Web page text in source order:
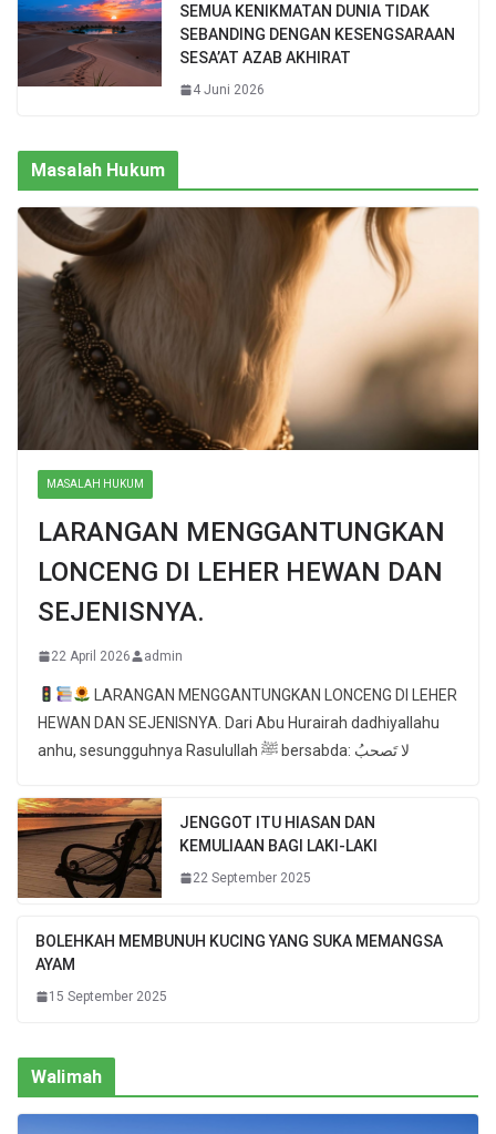
SEMUA KENIKMATAN DUNIA TIDAK
SEBANDING DENGAN KESENGSARAAN
SESA’AT AZAB AKHIRAT
4 Juni 2026
Masalah Hukum
MASALAH HUKUM
LARANGAN MENGGANTUNGKAN
LONCENG DI LEHER HEWAN DAN
SEJENISNYA.
22 April 2026 admin
LARANGAN MENGGANTUNGKAN LONCENG DI LEHER
HEWAN DAN SEJENISNYA. Dari Abu Hurairah dadhiyallahu
anhu, sesungguhnya Rasulullah ﷺ bersabda: لا تَصحبُ
JENGGOT ITU HIASAN DAN
KEMULIAAN BAGI LAKI-LAKI
22 September 2025
BOLEHKAH MEMBUNUH KUCING YANG SUKA MEMANGSA
AYAM
15 September 2025
Walimah